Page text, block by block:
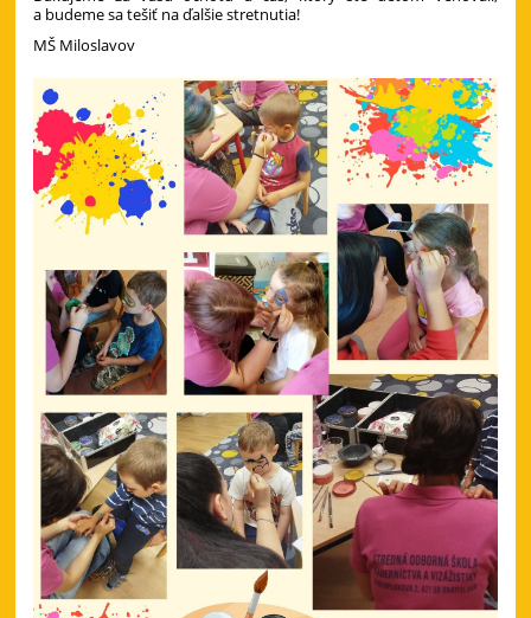
a budeme sa tešiť na ďalšie stretnutia!
MŠ Miloslavov